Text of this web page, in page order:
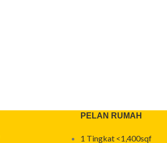
PELAN RUMAH
1 Tingkat <1,400sqf